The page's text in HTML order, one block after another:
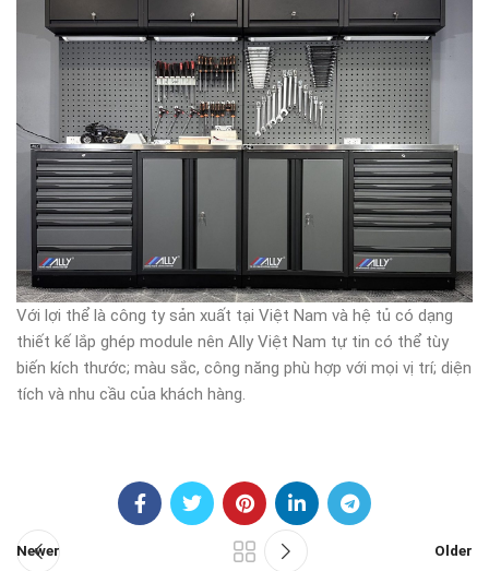
Với lợi thể là công ty sản xuất tại Việt Nam và hệ tủ có dạng
thiết kế lắp ghép module nên Ally Việt Nam tự tin có thể tùy
biến kích thước; màu sắc, công năng phù hợp với mọi vị trí; diện
tích và nhu cầu của khách hàng.
Newer Older